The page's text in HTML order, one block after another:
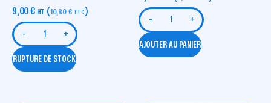
9,00€ HT (10,80 € TTC)
- +
RUPTURE DE STOCK
- +
AJOUTER AU PANIER